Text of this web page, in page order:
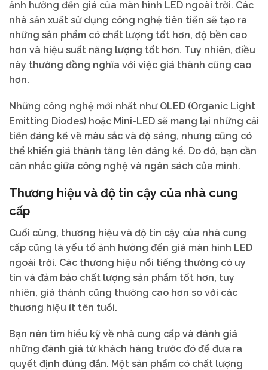
ảnh hưởng đến giá của màn hình LED ngoài trời. Các
nhà sản xuất sử dụng công nghệ tiên tiến sẽ tạo ra
những sản phẩm có chất lượng tốt hơn, độ bền cao
hơn và hiệu suất năng lượng tốt hơn. Tuy nhiên, điều
này thường đồng nghĩa với việc giá thành cũng cao
hơn.
Những công nghệ mới nhất như OLED (Organic Light
Emitting Diodes) hoặc Mini-LED sẽ mang lại những cải
tiến đáng kể về màu sắc và độ sáng, nhưng cũng có
thể khiến giá thành tăng lên đáng kể. Do đó, bạn cần
cân nhắc giữa công nghệ và ngân sách của mình.
Thương hiệu và độ tin cậy của nhà cung
cấp
Cuối cùng, thương hiệu và độ tin cậy của nhà cung
cấp cũng là yếu tố ảnh hưởng đến giá màn hình LED
ngoài trời. Các thương hiệu nổi tiếng thường có uy
tín và đảm bảo chất lượng sản phẩm tốt hơn, tuy
nhiên, giá thành cũng thường cao hơn so với các
thương hiệu ít tên tuổi.
Bạn nên tìm hiểu kỹ về nhà cung cấp và đánh giá
những đánh giá từ khách hàng trước đó để đưa ra
quyết định đúng đắn. Một sản phẩm có chất lượng